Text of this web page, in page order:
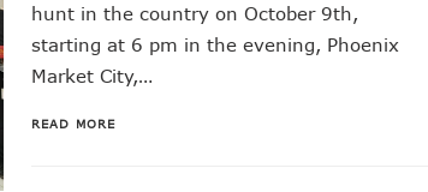
hunt in the country on October 9th,
starting at 6 pm in the evening, Phoenix
Market City,…
READ MORE